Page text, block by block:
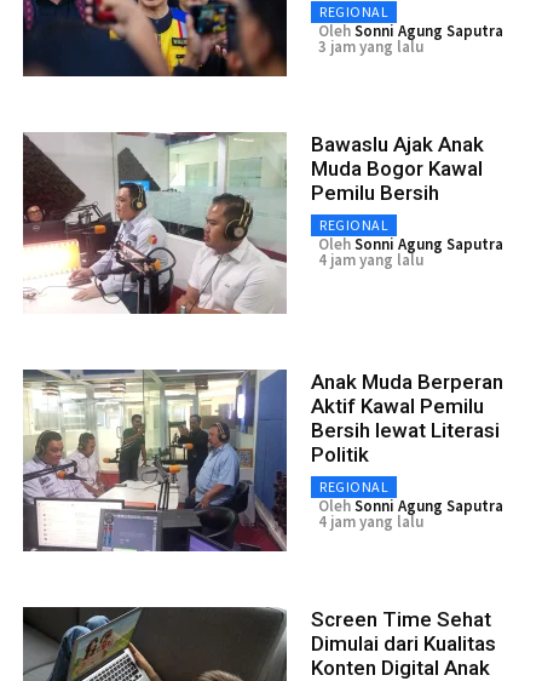
REGIONAL
OlehSonni Agung Saputra
3 jam yang lalu
Bawaslu Ajak Anak
Muda Bogor Kawal
Pemilu Bersih
REGIONAL
OlehSonni Agung Saputra
4 jam yang lalu
Anak Muda Berperan
Aktif Kawal Pemilu
Bersih lewat Literasi
Politik
REGIONAL
OlehSonni Agung Saputra
4 jam yang lalu
Screen Time Sehat
Dimulai dari Kualitas
Konten Digital Anak